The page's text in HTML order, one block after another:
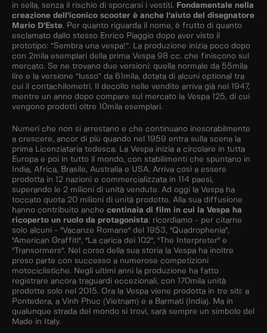
in sella, senza il rischio di sporcarsi i vestiti.
Fondamentale nella
creazione dell’iconico scooter è anche l’aiuto del disegnatore
Mario D’Este. Per quanto riguarda il nome, è frutto di quanto
esclamato dallo stesso Enrico Piaggio dopo aver visto il
prototipo: “Sembra una vespa!”. La produzione inizia poco dopo
con 2mila esemplari della prima Vespa 98 cc. che finiscono sul
mercato. Se ne trovano due versioni: quella normale da 55mila
lire e la versione “lusso” da 61mila, dotata di alcuni optional tra
cui il contachilometri. Il decollo nelle vendite arriva già nel 1947,
mentre un anno dopo compare sul mercato la Vespa 125, di cui
vengono prodotti oltre 10mila esemplari.
Numeri che non si arrestano e che continuano inesorabilmente
a crescere, ancor di più quando nel 1959 entra sulla scena la
prima Licenziataria tedesca. La Vespa inizia a circolare in tutta
Europa e poi in tutto il mondo, con stabilimenti che spuntano in
India, Africa, Brasile, Australia e USA. Arriva così a essere
prodotta in 12 nazioni e commercializzata in 114 paesi,
superando le 2 milioni di unità vendute. Ad oggi la Vespa ha
toccato quota 20 milioni di unità prodotte. Alla sua diffusione
hanno contribuito anche centinaia di film in cui la Vespa ha
ricoperto un ruolo da protagonista: ricordiamo - per citarne
solo alcuni - "Vacanze Romane" del 1953, "Quadrophenia",
"American Graffiti", "La carica dei 102", "The Interpreter" e
"Transormers". Nel corso della sua storia la Vespa ha inoltre
preso parte con successo a numerose competizioni
motociclistiche. Negli ultimi anni la produzione ha fatto
registrare ancora traguardi eccezionali, con 170mila unità
prodotte solo nel 2015. Ora la Vespa viene prodotta in tre siti: a
Pontedera, a Vinh Phuc (Vietnam) e a Barmati (India). Ma in
qualunque strada del mondo si trovi, sarà sempre un simbolo del
Made in Italy.